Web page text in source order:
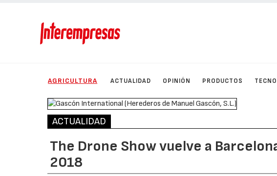
AGRICULTURA ACTUALIDAD OPINIÓN PRODUCTOS
ACTUALIDAD
The Drone Show vuelve a
2018